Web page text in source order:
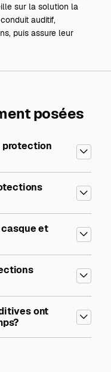
sur la solution la
auditif,
puis assure leur
posées
protection
et
ont